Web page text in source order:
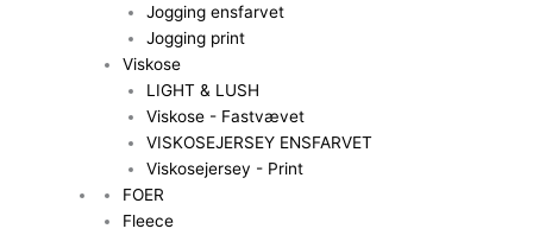
Jogging ensfarvet
Jogging print
Viskose
LIGHT & LUSH
Viskose - Fastvævet
VISKOSEJERSEY ENSFARVET
Viskosejersey - Print
FOER
Fleece